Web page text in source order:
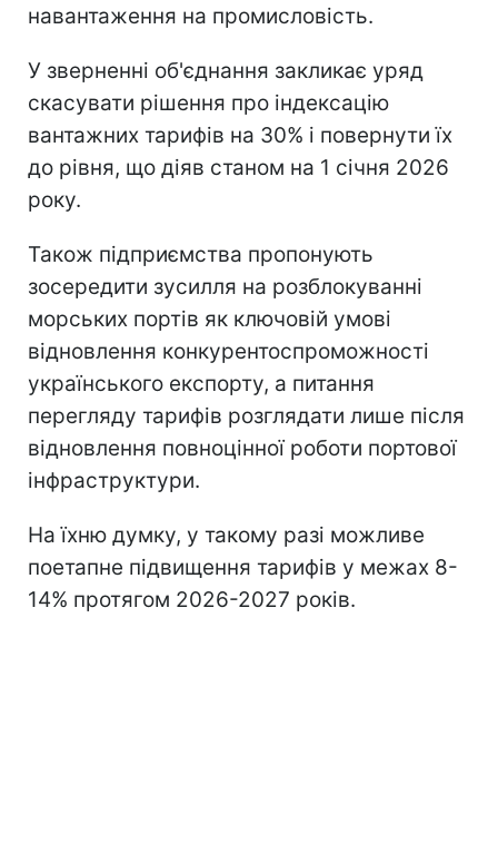
навантаження на промисловість.
У зверненні об'єднання закликає уряд
скасувати рішення про індексацію
вантажних тарифів на 30% і повернути їх
до рівня, що діяв станом на 1 січня 2026
року.
Також підприємства пропонують
зосередити зусилля на розблокуванні
морських портів як ключовій умові
відновлення конкурентоспроможності
українського експорту, а питання
перегляду тарифів розглядати лише після
відновлення повноцінної роботи портової
інфраструктури.
На їхню думку, у такому разі можливе
поетапне підвищення тарифів у межах 8-
14% протягом 2026-2027 років.